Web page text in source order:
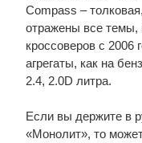
Compass –
отражены все темы,
кроссоверов с
агрегаты, как на
2.4, 2.0D литра.
Если вы держите в
«Монолит», то